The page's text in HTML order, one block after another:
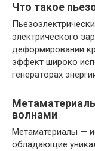
Что такое
электрического
деформировании
эффект широко
генераторах
волнами
Метаматериалы —
обладающие